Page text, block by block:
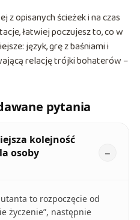
z opisanych ścieżek i na czas
łatwiej poczujesz to, co w
język, grę z baśniami i
relację trójki bohaterów –
pytania
kolejność
osoby
to rozpoczęcie od
życzenie”, następnie